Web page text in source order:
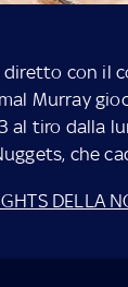
con il
Murray
al tiro dalla
che
DELLA